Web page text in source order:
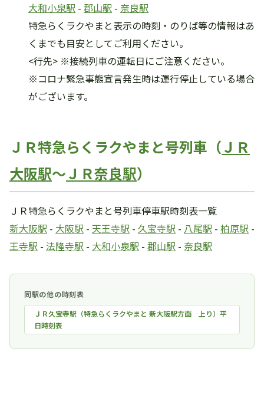
大和小泉駅 - 郡山駅 - 奈良駅
特急らくラクやまと表示の時刻・のりば等の情報はあ
くまでも目安としてご利用ください。
<行先> ※接続列車の運転日にご注意ください。
※コロナ緊急事態宣言発生時は運行停止している場合
がございます。
ＪＲ特急らくラクやまと号列車（ＪＲ
大阪駅～ＪＲ奈良駅）
ＪＲ特急らくラクやまと号列車停車駅時刻表一覧
新大阪駅 - 大阪駅 - 天王寺駅 - 久宝寺駅 - 八尾駅 - 柏原駅 -
王寺駅 - 法隆寺駅 - 大和小泉駅 - 郡山駅 - 奈良駅
同駅の他の時刻表
ＪＲ久宝寺駅（特急らくラクやまと 新大阪駅方面 上り）平
日時刻表